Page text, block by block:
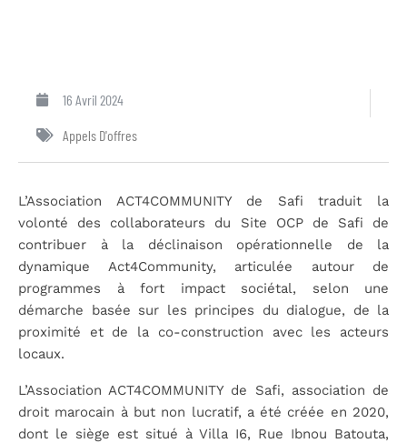
16 Avril 2024
Appels D'offres
L’Association ACT4COMMUNITY de Safi traduit la
volonté des collaborateurs du Site OCP de Safi de
contribuer à la déclinaison opérationnelle de la
dynamique Act4Community, articulée autour de
programmes à fort impact sociétal, selon une
démarche basée sur les principes du dialogue, de la
proximité et de la co-construction avec les acteurs
locaux.
L’Association ACT4COMMUNITY de Safi, association de
droit marocain à but non lucratif, a été créée en 2020,
dont le siège est situé à Villa I6, Rue Ibnou Batouta,